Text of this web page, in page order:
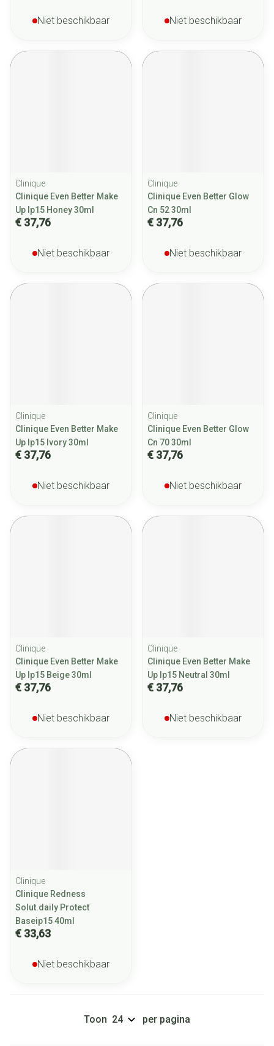
Niet beschikbaar Niet beschikbaar
Clinique
Clinique Even Better Make
Up Ip15 Honey 30ml
€ 37,76
Niet beschikbaar
Clinique
Clinique Even Better Glow
Cn 52 30ml
€ 37,76
Niet beschikbaar
Clinique
Clinique Even Better Make
Up Ip15 Ivory 30ml
€ 37,76
Niet beschikbaar
Clinique
Clinique Even Better Glow
Cn 70 30ml
€ 37,76
Niet beschikbaar
Clinique
Clinique Even Better Make
Up Ip15 Beige 30ml
€ 37,76
Niet beschikbaar
Clinique
Clinique Even Better Make
Up Ip15 Neutral 30ml
€ 37,76
Niet beschikbaar
Clinique
Clinique Redness
Solut.daily Protect
Baseip15 40ml
€ 33,63
Niet beschikbaar
Toon per pagina